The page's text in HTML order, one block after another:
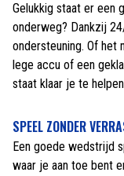
Gelukkig staat er een
onderweg? Dankzij
ondersteuning. Of het
lege accu of een
staat klaar je te
SPEEL ZONDER
Een goede wedstrijd
waar je aan toe bent